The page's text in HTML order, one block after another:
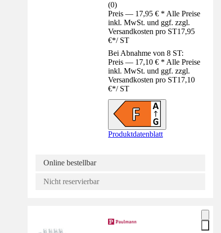
(0)
Preis — 17,95 € * Alle Preise
inkl. MwSt. und ggf. zzgl.
Versandkosten pro ST17,95
€*/ ST
Bei Abnahme von 8 ST:
Preis — 17,10 € * Alle Preise
inkl. MwSt. und ggf. zzgl.
Versandkosten pro ST17,10
€*/ ST
Produktdatenblatt
Online bestellbar
Nicht reservierbar